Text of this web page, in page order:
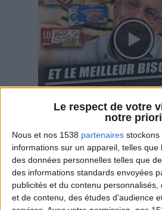
Le respect de votre
notre
Nous et nos 1538 partenaires stockons
informations sur un appareil, telles que
des données personnelles telles que
des informations standards envoyées
publicités et du contenu
et de contenu, des études d'audience
Savane, LU, Pepito, Harrys...
ces gâteaux ?
Webinaires en direct